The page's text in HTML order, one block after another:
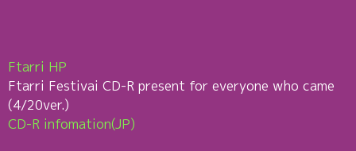
Ftarri HP
Ftarri Festivai CD-R present for everyone who came
(4/20ver.)
CD-R infomation(JP)